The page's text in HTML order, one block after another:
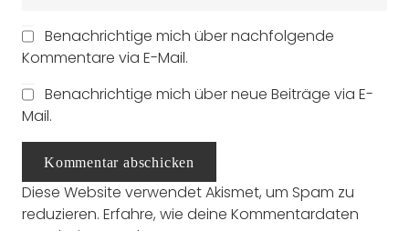
Benachrichtige mich über nachfolgende
Kommentare via E-Mail.
Benachrichtige mich über neue Beiträge via E-
Mail.
Kommentar abschicken
Diese Website verwendet Akismet, um Spam zu
reduzieren. Erfahre, wie deine Kommentardaten